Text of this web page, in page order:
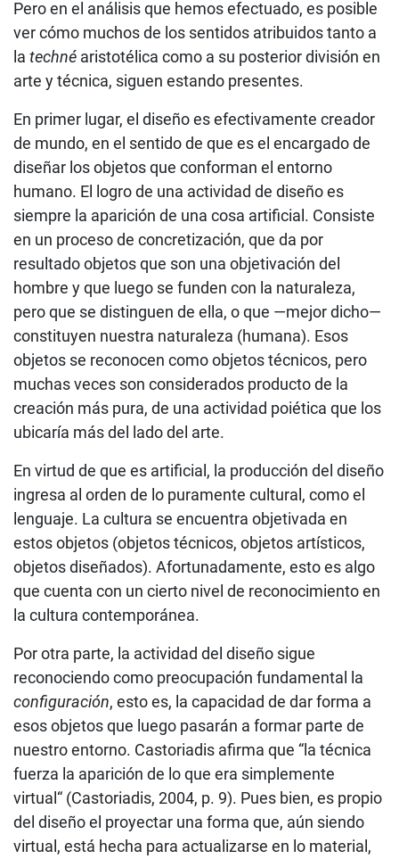
Pero en el análisis que hemos efectuado, es posible
ver cómo muchos de los sentidos atribuidos tanto a
la techné aristotélica como a su posterior división en
arte y técnica, siguen estando presentes.
En primer lugar, el diseño es efectivamente creador
de mundo, en el sentido de que es el encargado de
diseñar los objetos que conforman el entorno
humano. El logro de una actividad de diseño es
siempre la aparición de una cosa artificial. Consiste
en un proceso de concretización, que da por
resultado objetos que son una objetivación del
hombre y que luego se funden con la naturaleza,
pero que se distinguen de ella, o que —mejor dicho—
constituyen nuestra naturaleza (humana). Esos
objetos se reconocen como objetos técnicos, pero
muchas veces son considerados producto de la
creación más pura, de una actividad poiética que los
ubicaría más del lado del arte.
En virtud de que es artificial, la producción del diseño
ingresa al orden de lo puramente cultural, como el
lenguaje. La cultura se encuentra objetivada en
estos objetos (objetos técnicos, objetos artísticos,
objetos diseñados). Afortunadamente, esto es algo
que cuenta con un cierto nivel de reconocimiento en
la cultura contemporánea.
Por otra parte, la actividad del diseño sigue
reconociendo como preocupación fundamental la
configuración, esto es, la capacidad de dar forma a
esos objetos que luego pasarán a formar parte de
nuestro entorno. Castoriadis afirma que “la técnica
fuerza la aparición de lo que era simplemente
virtual“ (Castoriadis, 2004, p. 9). Pues bien, es propio
del diseño el proyectar una forma que, aún siendo
virtual, está hecha para actualizarse en lo material,